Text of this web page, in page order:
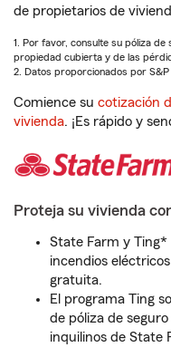
de propietarios de
1. Por favor, consulte su póliza
propiedad cubierta y de las
2. Datos proporcionados por
Comience su cotización
vivienda. ¡Es rápido y
Proteja su vivienda
State Farm y
incendios
gratuita.
El programa Ting
de póliza de
inquilinos de State